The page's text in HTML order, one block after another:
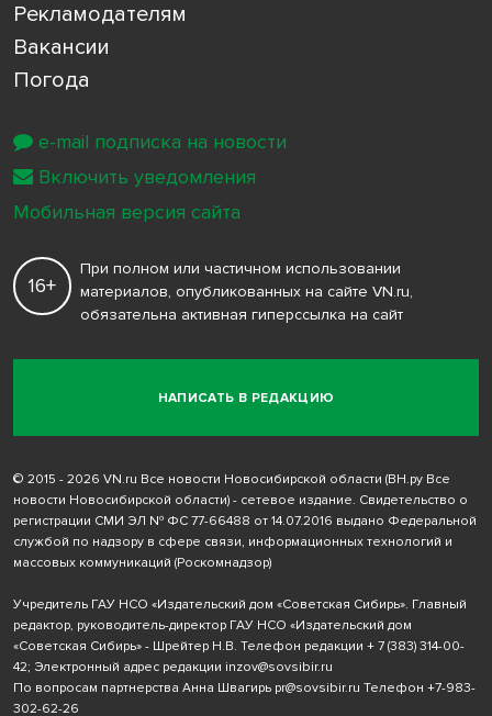
Рекламодателям
Вакансии
Погода
НАПИСАТЬ В РЕДАКЦИЮ
16+
При полном или частичном использовании
материалов, опубликованных на сайте VN.ru,
обязательна активная гиперссылка на сайт
© 2015 - 2026 VN.ru Все новости Новосибирской области (ВН.ру Все
новости Новосибирской области) - сетевое издание. Свидетельство о
регистрации СМИ ЭЛ № ФС 77-66488 от 14.07.2016 выдано Федеральной
службой по надзору в сфере связи, информационных технологий и
массовых коммуникаций (Роскомнадзор)
Учредитель ГАУ НСО «Издательский дом «Советская Сибирь». Главный
редактор, руководитель-директор ГАУ НСО «Издательский дом
«Советская Сибирь» - Шрейтер Н.В. Телефон редакции + 7 (383) 314-00-
42; Электронный адрес редакции inzov@sovsibir.ru
По вопросам партнерства Анна Швагирь pr@sovsibir.ru Телефон +7-983-
302-62-26
e-mail подписка на новости
Включить уведомления
Мобильная версия сайта